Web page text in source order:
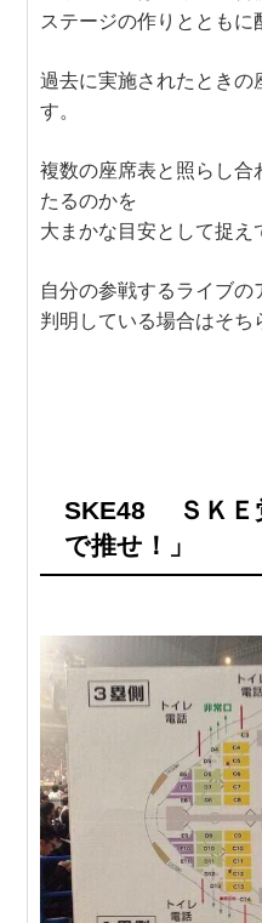
ステージの作りとともに
過去に実施されたときの
す。
複数の座席表と照らし合
たるのかを
大まかな目安として捉え
自分の参戦するライブの
判明している場合はそち
SKE48 ＳＫＥ
で推せ！」